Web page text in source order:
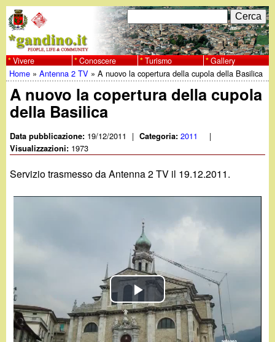
al
contenuto
principale
w
w
w
.
n
F
o
r
m
i
r
i
e
r
c
a
C
e
r
c
a
Vivere Conoscere Turismo Gallery
Tu
sei
qui
Home »Antenna 2 TV »A nuovo la copertura della cupola della Basilica
A nuovo la copertura della cupola
della Basilica
Data pubblicazione: 19/12/2011 | Categoria:2011 |
Visualizzazioni: 1973
Servizio trasmesso da Antenna 2 TV il 19.12.2011.
P
l